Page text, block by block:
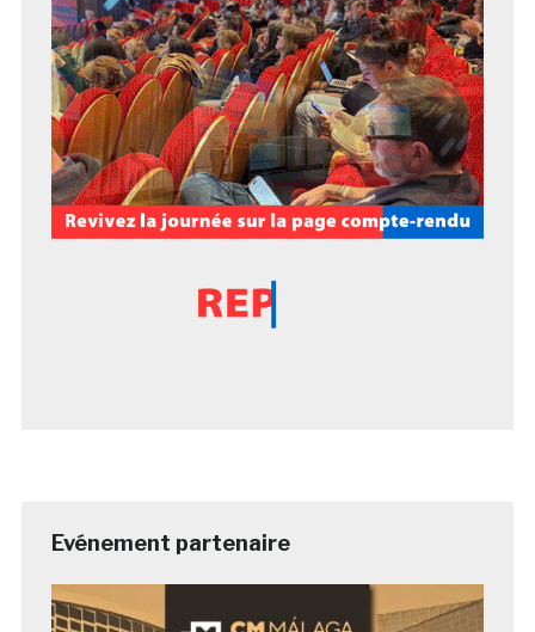
Evénement partenaire